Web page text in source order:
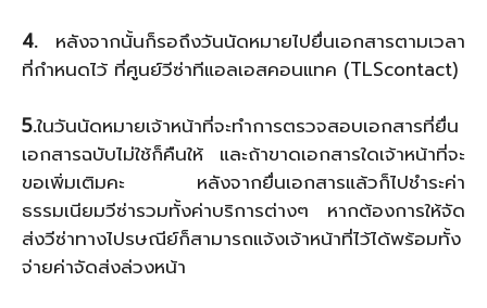
4. หลังจากนั้นก็รอถึงวันนัดหมายไปยื่นเอกสารตามเวลา
ที่กำหนดไว้ ที่ศูนย์วีซ่าทีแอลเอสคอนแทค (TLScontact)
5.ในวันนัดหมายเจ้าหน้าที่จะทำการตรวจสอบเอกสารที่ยื่น
เอกสารฉบับไม่ใช้ก็คืนให้ และถ้าขาดเอกสารใดเจ้าหน้าที่จะ
ขอเพิ่มเติมคะ หลังจากยื่นเอกสารแล้วก็ไปชำระค่า
ธรรมเนียมวีซ่ารวมทั้งค่าบริการต่างๆ หากต้องการให้จัด
ส่งวีซ่าทางไปรษณีย์ก็สามารถแจ้งเจ้าหน้าที่ไว้ได้พร้อมทั้ง
จ่ายค่าจัดส่งล่วงหน้า